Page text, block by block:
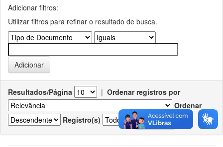
Adicionar filtros:
Utilizar filtros para refinar o resultado de busca.
Resultados/Página | Ordenar registros por
Ordenar
Registro(s)